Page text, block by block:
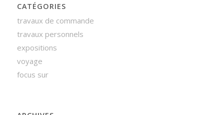
CATÉGORIES
travaux de commande
travaux personnels
expositions
voyage
focus sur